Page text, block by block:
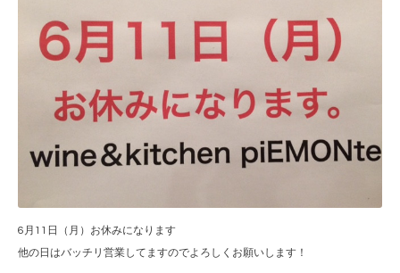
6月11日（月）お休みになります
他の日はバッチリ営業してますのでよろしくお願いします！